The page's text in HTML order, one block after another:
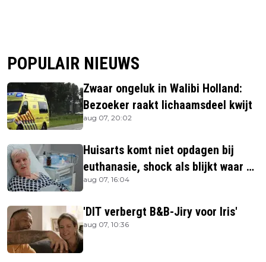
POPULAIR NIEUWS
Zwaar ongeluk in Walibi Holland:
Bezoeker raakt lichaamsdeel kwijt
aug 07, 20:02
Huisarts komt niet opdagen bij
euthanasie, shock als blijkt waar ze
is
aug 07, 16:04
'DIT verbergt B&B-Jiry voor Iris'
aug 07, 10:36